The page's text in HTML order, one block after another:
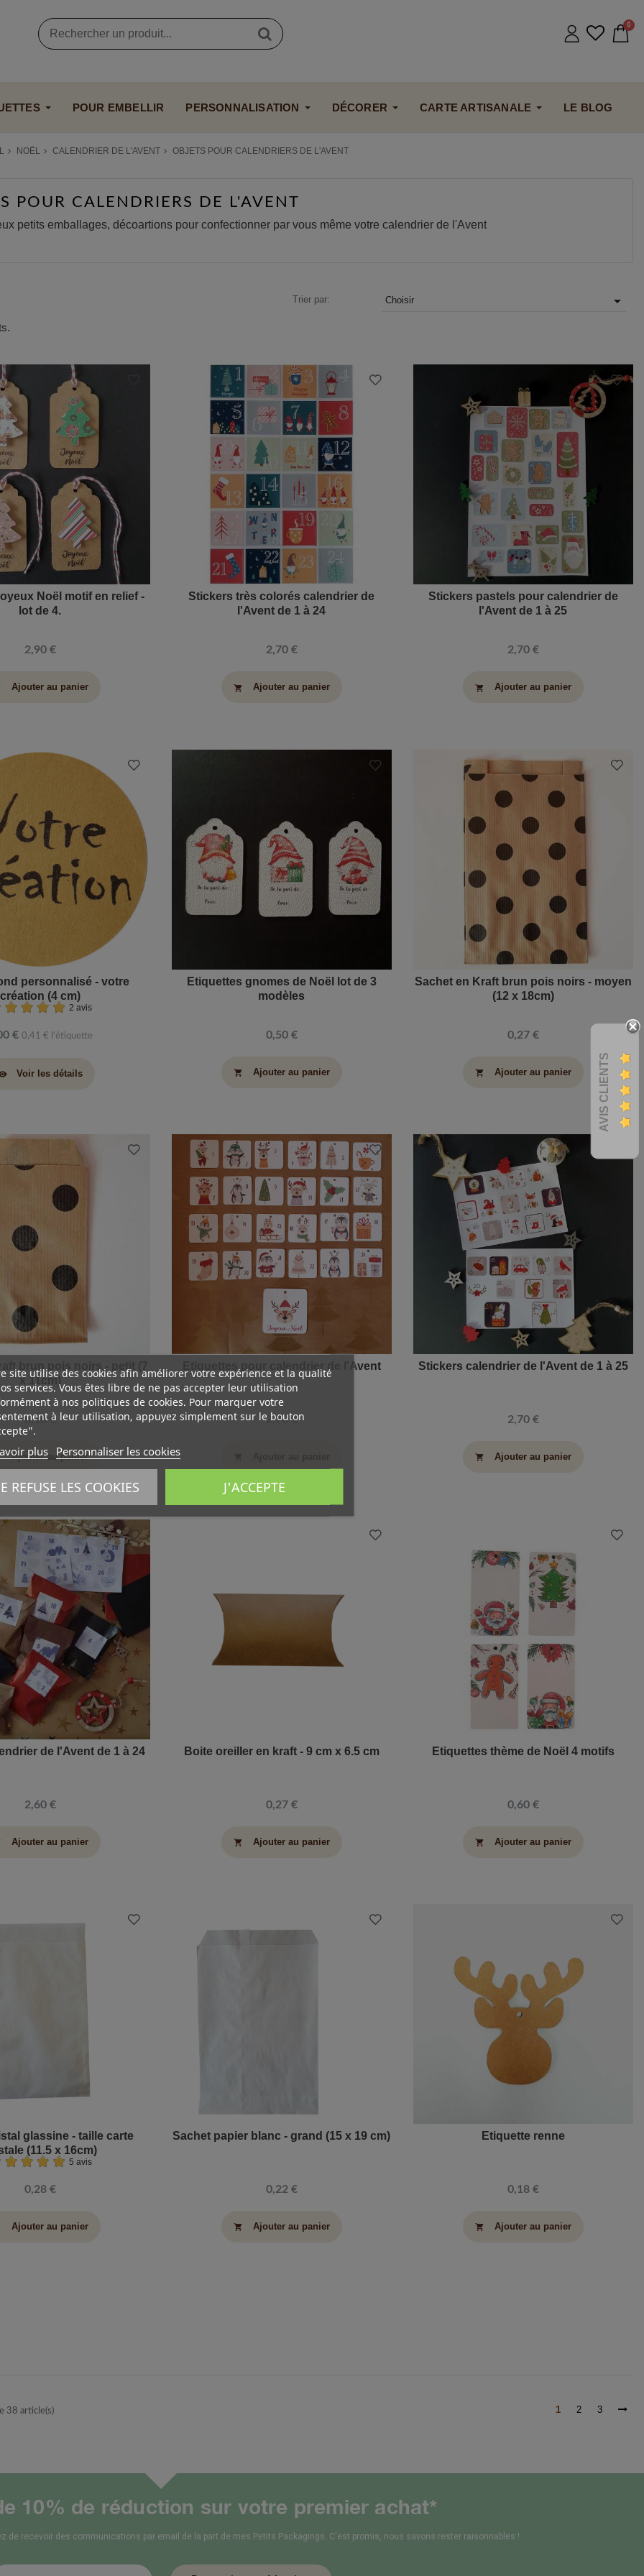
POUR EMBELLIR PERSONNALISATION DÉCORER CARTE ARTISANALE LE BLOG
NOËL CALENDRIER DE L'AVENT OBJETS POUR CALENDRIERS DE L'AVENT
POUR CALENDRIERS DE L'AVENT
petits emballages, décoartions pour confectionner par vous même votre calendrier de l'Avent
Trier par: Choisir 
Noël motif en relief -
lot de 4.
2,90 €
Ajouter au panier
Stickers très colorés calendrier de
l'Avent de 1 à 24
2,70 €
shopping_cart Ajouter au panier
Stickers pastels pour calendrier de
l'Avent de 1 à 25
2,70 €
shopping_cart Ajouter au panier
personnalisé - votre
création (4 cm)
2 avis
€ 0,41 € l'étiquette
Voir les détails
Etiquettes gnomes de Noël lot de 3
modèles
0,50 €
shopping_cart Ajouter au panier
Sachet en Kraft brun pois noirs - moyen
(12 x 18cm)
0,27 €
shopping_cart Ajouter au panier
brun pois noirs - petit (7
x 11cm)
0,16 €
Ajouter au panier
Etiquettes pour calendrier de l'Avent
2,90 €
Stickers calendrier de l'Avent de 1 à 25
2,70 €
shopping_cart Ajouter au panier
de l'Avent de 1 à 24
2,60 €
Ajouter au panier
Boite oreiller en kraft - 9 cm x 6.5 cm
0,27 €
shopping_cart Ajouter au panier
Etiquettes thème de Noël 4 motifs
0,60 €
shopping_cart Ajouter au panier
glassine - taille carte
(11.5 x 16cm)
5 avis
0,28 €
Ajouter au panier
Sachet papier blanc - grand (15 x 19 cm)
0,22 €
shopping_cart Ajouter au panier
Etiquette renne
0,18 €
shopping_cart Ajouter au panier
38 article(s) 1 2 3
10% de réduction sur votre premier achat*
de recevoir des communications par email de la part de mes Petits Packagings. C'est promis, nous savons rester raisonnables !
site utilise des cookies afin améliorer votre expérience et la qualité
services. Vous êtes libre de ne pas accepter leur utilisation
à nos politiques de cookies. Pour marquer votre
à leur utilisation, appuyez simplement sur le bouton
plus Personnaliser les cookies
REFUSE LES COOKIES J'ACCEPTE
AVIS CLIENTS